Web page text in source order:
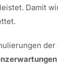
Damit